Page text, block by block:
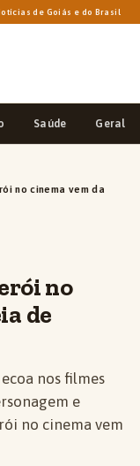
de Goiás e do Brasil
Saúde Geral
no cinema vem da
no
de
nos filmes
e
no cinema vem